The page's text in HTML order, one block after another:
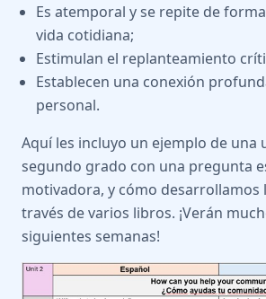
Es atemporal y se repite de
vida cotidiana;
Estimulan el replanteamiento
Establecen una conexión
personal.
Aquí les incluyo un ejemplo de una
segundo grado con una pregunta
motivadora, y cómo desarrollamos
través de varios libros. ¡Verán
siguientes semanas!